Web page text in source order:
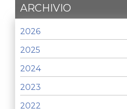
ARCHIVIO
2026
2025
2024
2023
2022